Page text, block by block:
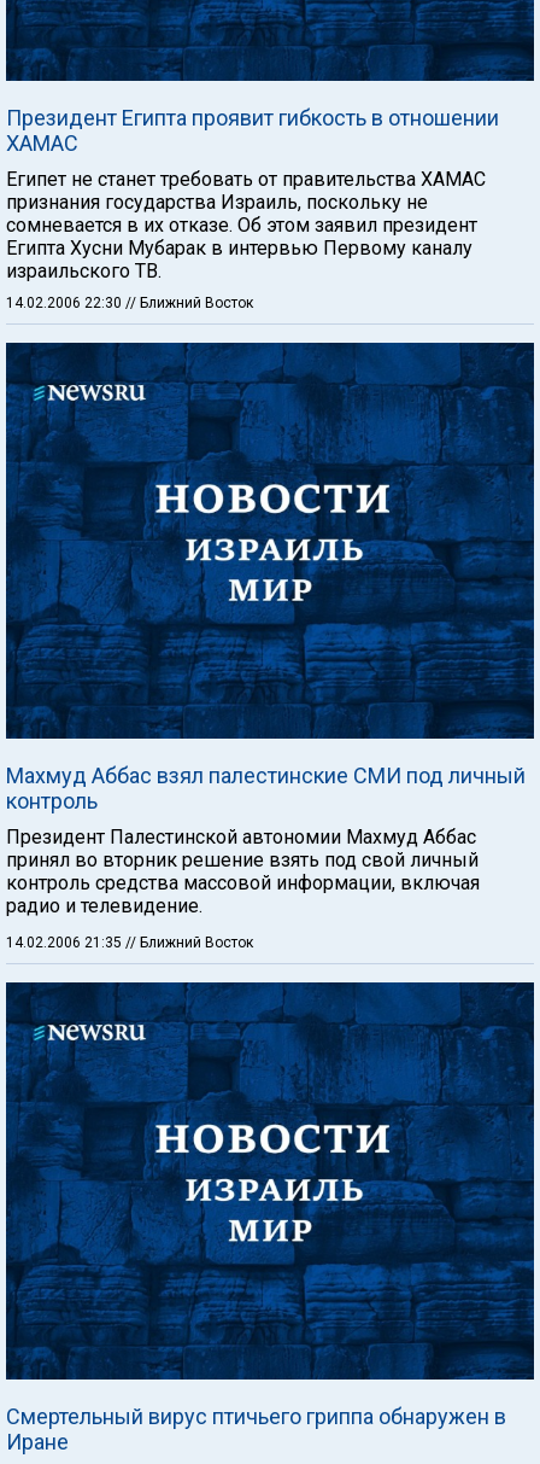
Президент Египта проявит гибкость в отношении
ХАМАС
Египет не станет требовать от правительства ХАМАС
признания государства Израиль, поскольку не
сомневается в их отказе. Об этом заявил президент
Египта Хусни Мубарак в интервью Первому каналу
израильского ТВ.
14.02.2006 22:30 // Ближний Восток
Махмуд Аббас взял палестинские СМИ под личный
контроль
Президент Палестинской автономии Махмуд Аббас
принял во вторник решение взять под свой личный
контроль средства массовой информации, включая
радио и телевидение.
14.02.2006 21:35 // Ближний Восток
Смертельный вирус птичьего гриппа обнаружен в
Иране